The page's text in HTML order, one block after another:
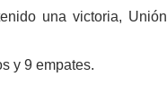
una victoria, Unión
y 9 empates.